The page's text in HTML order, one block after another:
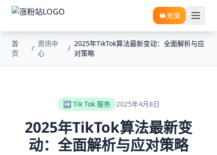
充值
首
页
/
资讯中
心
/
2025年TikTok算法最新变动：全面解析与应
对策略
➡️ Tik Tok 服务 2025年4月8日
2025年TikTok算法最新变
动：全面解析与应对策略